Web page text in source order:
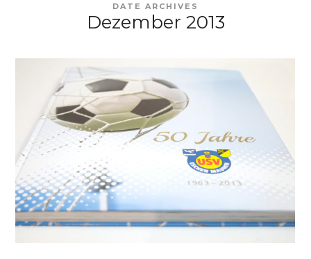
DATE ARCHIVES
Dezember 2013